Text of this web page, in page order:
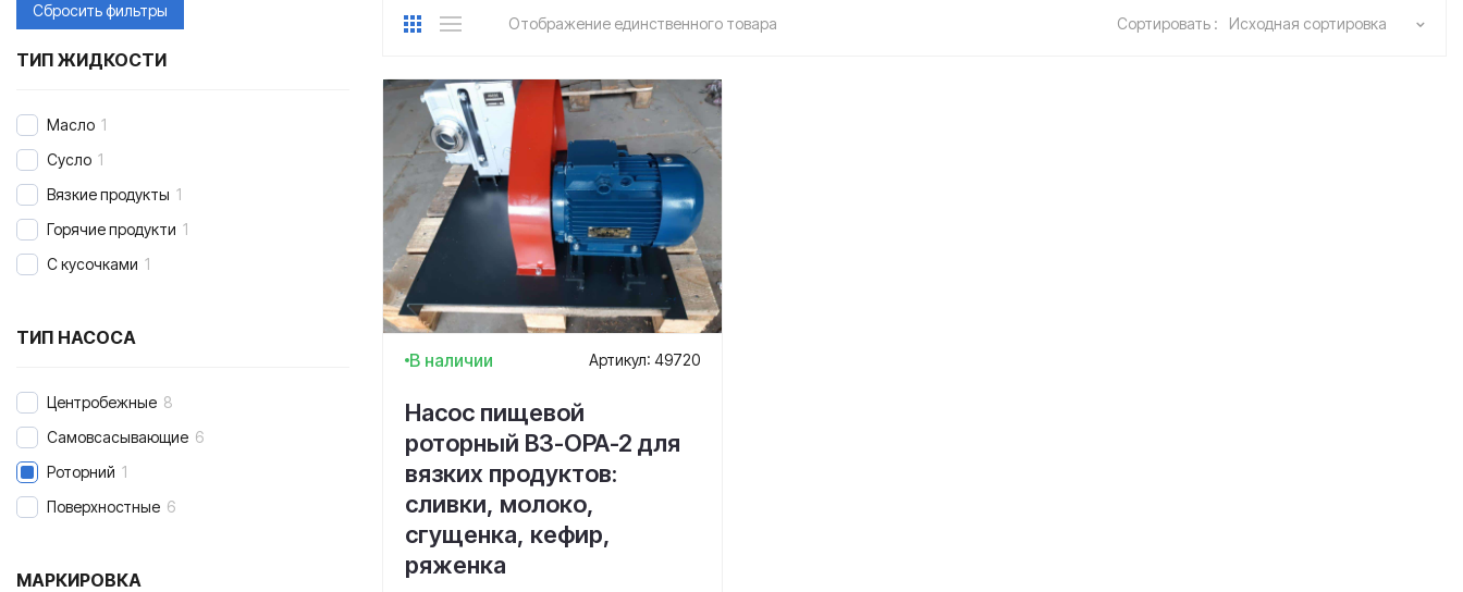
Отображение единственного товара Сортировать : Исходная сортировка
В наличии Артикул: 49720
Насос пищевой
роторный В3-ОРА-2 для
вязких продуктов:
сливки, молоко,
сгущенка, кефир,
ряженка
Сбросить фильтры
ТИП ЖИДКОСТИ
Масло 1
Сусло 1
Вязкие продукты 1
Горячие продукти 1
С кусочками 1
ТИП НАСОСА
Центробежные 8
Самовсасывающие 6
Роторний 1
Поверхностные 6
МАРКИРОВКА